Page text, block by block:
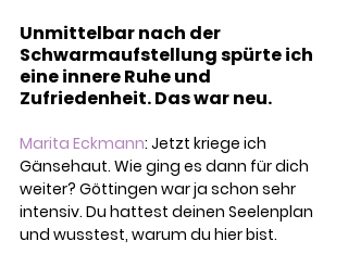
Unmittelbar nach der
Schwarmaufstellung spürte ich
eine innere Ruhe und
Zufriedenheit. Das war neu.
Marita Eckmann: Jetzt kriege ich
Gänsehaut. Wie ging es dann für dich
weiter? Göttingen war ja schon sehr
intensiv. Du hattest deinen Seelenplan
und wusstest, warum du hier bist.